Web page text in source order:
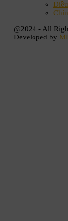
@2024 - All
Developed by